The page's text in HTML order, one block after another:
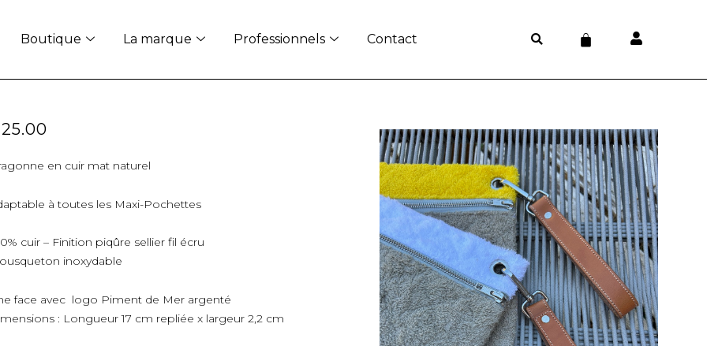
Boutique La marque Professionnels Contact Panier
25.00
en cuir mat naturel
à toutes les Maxi-Pochettes
cuir – Finition piqûre sellier fil écru
inoxydable
face avec logo Piment de Mer argenté
: Longueur 17 cm repliée x largeur 2,2 cm